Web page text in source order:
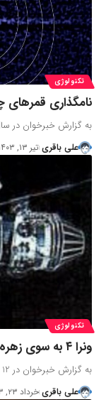
تکنولوژی
نامگذاری قمرهای
به گزارش خبرخوان در سال 2013 اتحادیه بین‌المللی نجوم، برای
علی باقری تیر ۱۳, ۱۴۰۳
تکنولوژی
ونرا ۴ به سوی زهره پرتاب شد_خبرخوان
به گزارش خبرخوان در 12 ژوئن 1967، اتحاد جماهیر شوروی ونرا 4،…
علی باقری خرداد ۲۳, ۱۴۰۳